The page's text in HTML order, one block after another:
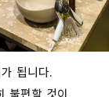
됩니다.